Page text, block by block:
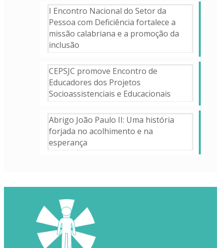
I Encontro Nacional do Setor da
Pessoa com Deficiência fortalece a
missão calabriana e a promoção da
inclusão
CEPSJC promove Encontro de
Educadores dos Projetos
Socioassistenciais e Educacionais
Abrigo João Paulo II: Uma história
forjada no acolhimento e na
esperança